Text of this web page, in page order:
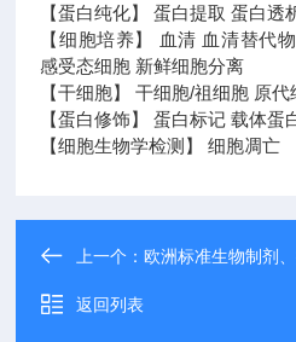
【蛋白纯化】 蛋白提取 蛋白透
【细胞培养】 血清 血清替代
感受态细胞 新鲜细胞分离
【干细胞】 干细胞/祖细胞 原
【蛋白修饰】 蛋白标记 载体蛋
【细胞生物学检测】 细胞凋亡
上一个：欧洲标准生物制剂
返回列表